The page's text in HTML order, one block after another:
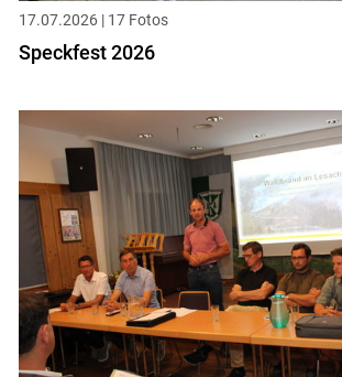
Skip to main content
17.07.2026 | 17 Fotos
Speckfest 2026